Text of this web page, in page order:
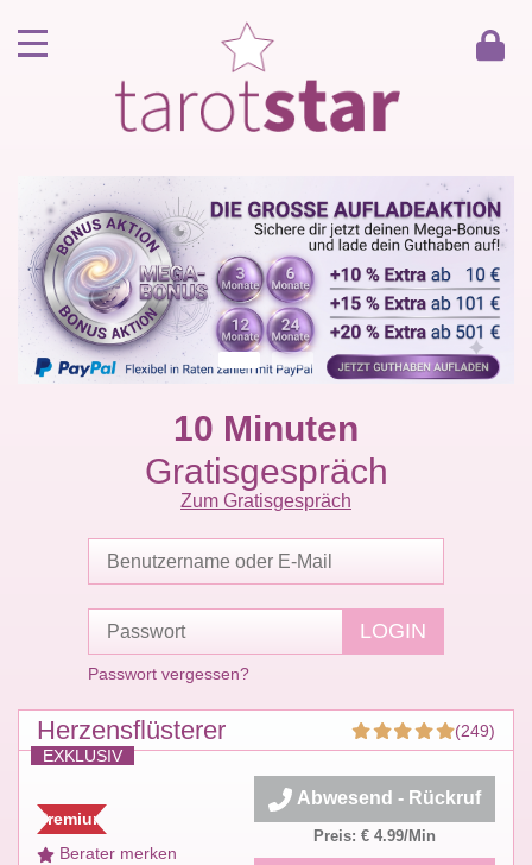
Kunde werden
Berater werden
Kartenlegen Gratisgespräch
Gästebuch
10 Minuten
Gratisgespräch
Zum Gratisgespräch
Passwort vergessen?
Herzensflüsterer
(249)
EXKLUSIV
Premium
Berater merken
Abwesend - Rückruf
Preis: € 4.99/Min